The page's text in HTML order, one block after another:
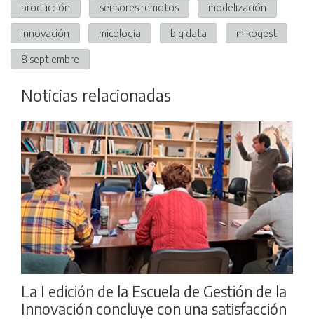
producción sensores remotos modelización
innovación micología big data mikogest
8 septiembre
Noticias relacionadas
La I edición de la Escuela de Gestión de la
Innovación concluye con una satisfacción